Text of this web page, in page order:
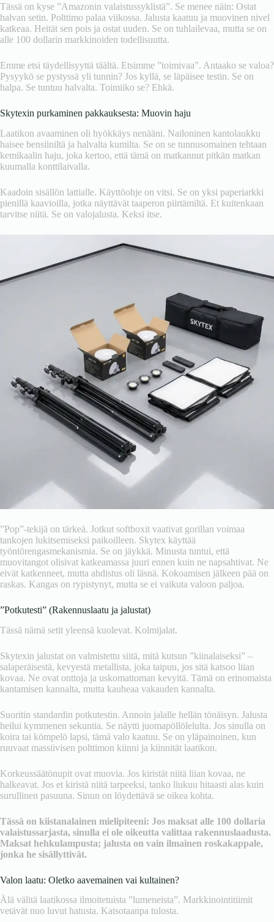
Tässä on kyse ”Amazonin valaistussyklistä”. Se menee näin: Ostat
halvan setin. Polttimo palaa viikossa. Jalusta kaatuu ja muovinen nivel
katkeaa. Heität sen pois ja ostat uuden. Se on tuhlailevaa, mutta se on
alle 100 dollarin markkinoiden todellisuutta.
Emme etsi täydellisyyttä täältä. Etsimme ”toimivaa”. Antaako se valoa?
Pysyykö se pystyssä yli tunnin? Jos kyllä, se läpäisee testin. Se on
halpa. Se tuntuu halvalta. Toimiiko se? Ehkä.
Skytexin purkaminen pakkauksesta: Muovin haju
Laatikon avaaminen oli hyökkäys nenääni. Nailoninen kantolaukku
haisee bensiiniltä ja halvalta kumilta. Se on se tunnusomainen tehtaan
kemikaalin haju, joka kertoo, että tämä on matkannut pitkän matkan
kuumalla konttilaivalla.
Kaadoin sisällön lattialle. Käyttöohje on vitsi. Se on yksi paperiarkki
pienillä kaavioilla, jotka näyttävät taaperon piirtämiltä. Et kuitenkaan
tarvitse niitä. Se on valojalusta. Keksi itse.
”Pop”-tekijä on tärkeä. Jotkut softboxit vaativat gorillan voimaa
tankojen lukitsemiseksi paikoilleen. Skytex käyttää
työntörengasmekanismia. Se on jäykkä. Minusta tuntui, että
muovitangot olisivat katkeamassa juuri ennen kuin ne napsahtivat. Ne
eivät katkenneet, mutta ahdistus oli läsnä. Kokoamisen jälkeen pää on
raskas. Kangas on rypistynyt, mutta se ei vaikuta valoon paljoa.
”Potkutesti” (Rakennuslaatu ja jalustat)
Tässä nämä setit yleensä kuolevat. Kolmijalat.
Skytexin jalustat on valmistettu siitä, mitä kutsun ”kiinalaiseksi” –
salaperäisestä, kevyestä metallista, joka taipuu, jos sitä katsoo liian
kovaa. Ne ovat onttoja ja uskomattoman kevyitä. Tämä on erinomaista
kantamisen kannalta, mutta kauheaa vakauden kannalta.
Suoritin standardin potkutestin. Annoin jalalle hellän tönäisyn. Jalusta
heilui kymmenen sekuntia. Se näytti juomapöllölelulta. Jos sinulla on
koira tai kömpelö lapsi, tämä valo kaatuu. Se on yläpainoinen, kun
ruuvaat massiivisen polttimon kiinni ja kiinnität laatikon.
Korkeussäätönupit ovat muovia. Jos kiristät niitä liian kovaa, ne
halkeavat. Jos et kiristä niitä tarpeeksi, tanko liukuu hitaasti alas kuin
surullinen pasuuna. Sinun on löydettävä se oikea kohta.
Tässä on kiistanalainen mielipiteeni: Jos maksat alle 100 dollaria
valaistussarjasta, sinulla ei ole oikeutta valittaa rakennuslaadusta.
Maksat hehkulampusta; jalusta on vain ilmainen roskakappale,
jonka he sisällyttivät.
Valon laatu: Oletko aavemainen vai kultainen?
Älä välitä laatikossa ilmoitetuista ”lumeneista”. Markkinointitiimit
vetävät nuo luvut hatusta. Katsotaanpa tulosta.